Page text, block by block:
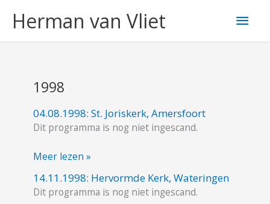
naarHerman van Vliet
1998
04.08.1998: St. Joriskerk, Amersfoort
Dit programma is nog niet ingescand.
04.08.1998:
St.
Amersfoort
Meer lezen »
14.11.1998: Hervormde Kerk, Wateringen
Dit programma is nog niet ingescand.
14.11.1998:
Hervormde